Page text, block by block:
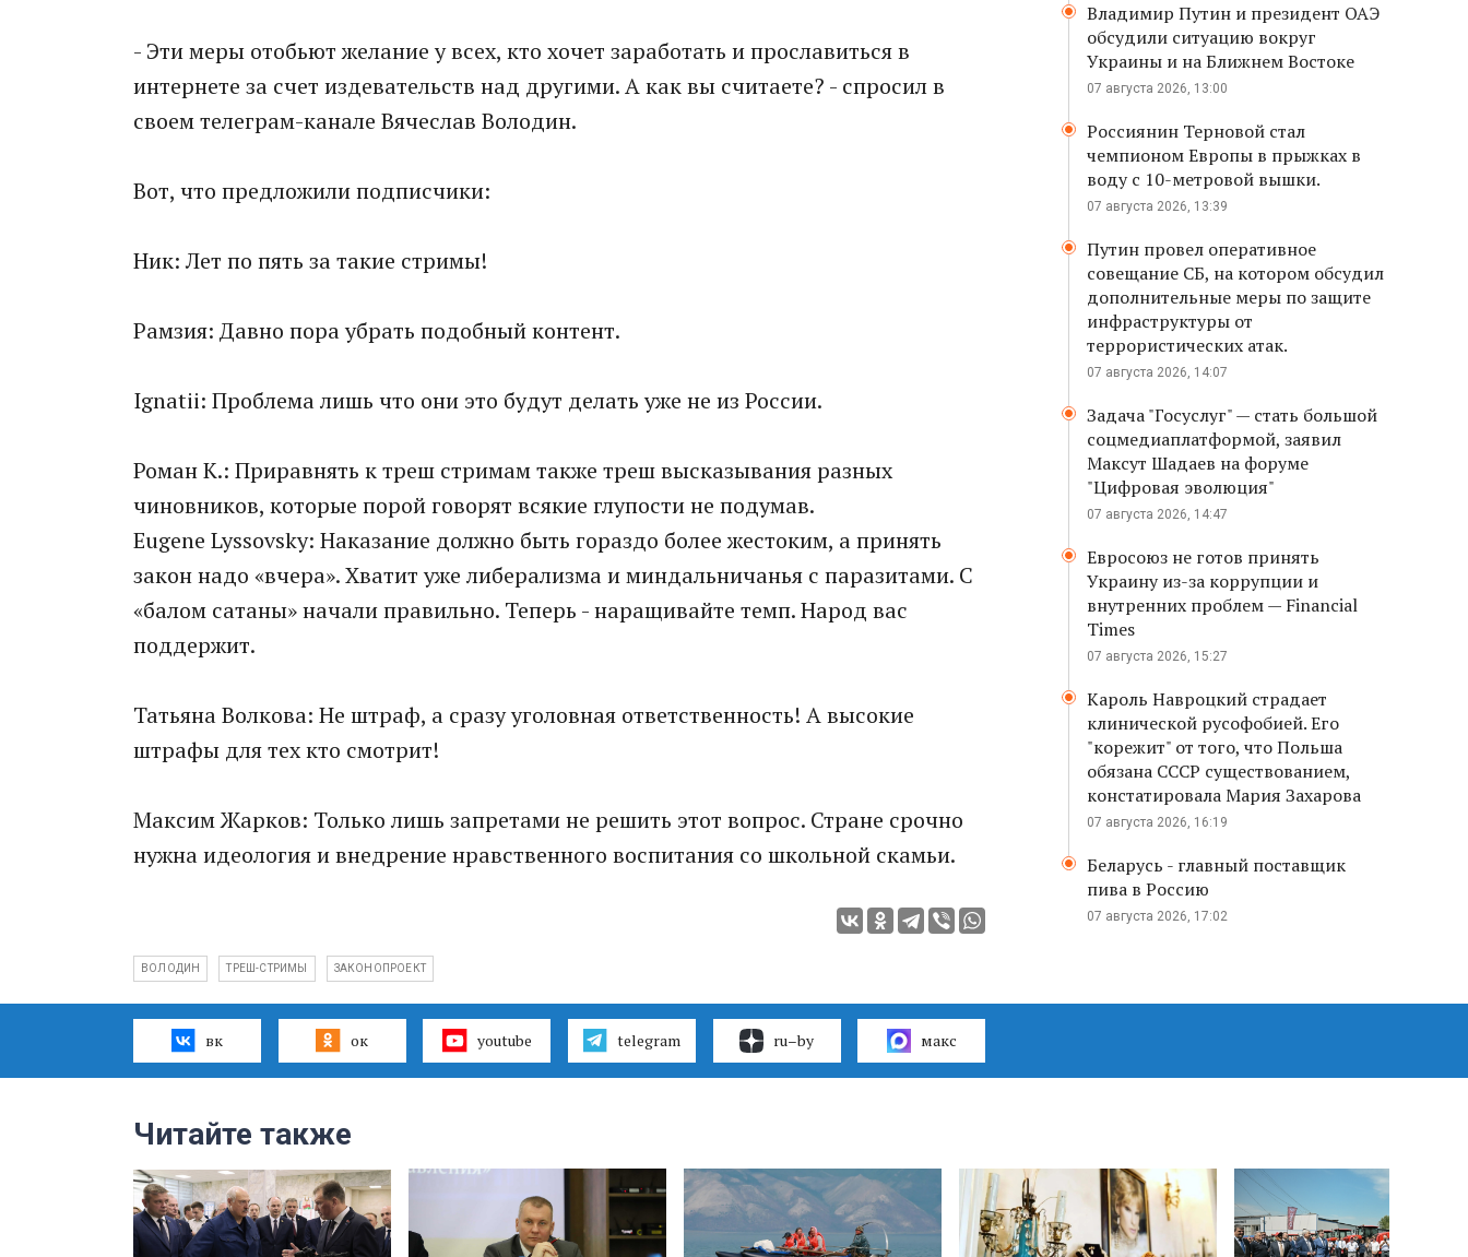
- Эти меры отобьют желание у всех, кто хочет заработать и прославиться в
интернете за счет издевательств над другими. А как вы считаете? - спросил в
своем телеграм-канале Вячеслав Володин.
Вот, что предложили подписчики:
Ник: Лет по пять за такие стримы!
Рамзия: Давно пора убрать подобный контент.
Ignatii: Проблема лишь что они это будут делать уже не из России.
Роман К.: Приравнять к треш стримам также треш высказывания разных
чиновников, которые порой говорят всякие глупости не подумав.
Eugene Lyssovsky: Наказание должно быть гораздо более жестоким, а принять
закон надо «вчера». Хватит уже либерализма и миндальничанья с паразитами. С
«балом сатаны» начали правильно. Теперь - наращивайте темп. Народ вас
поддержит.
Татьяна Волкова: Не штраф, а сразу уголовная ответственность! А высокие
штрафы для тех кто смотрит!
Максим Жарков: Только лишь запретами не решить этот вопрос. Стране срочно
нужна идеология и внедрение нравственного воспитания со школьной скамьи.
ВОЛОДИН ТРЕШ-СТРИМЫ ЗАКОНОПРОЕКТ
Владимир Путин и президент ОАЭ
обсудили ситуацию вокруг
Украины и на Ближнем Востоке
07 августа 2026, 13:00
Россиянин Терновой стал
чемпионом Европы в прыжках в
воду с 10-метровой вышки.
07 августа 2026, 13:39
Путин провел оперативное
совещание СБ, на котором обсудил
дополнительные меры по защите
инфраструктуры от
террористических атак.
07 августа 2026, 14:07
Задача "Госуслуг" — стать большой
соцмедиаплатформой, заявил
Максут Шадаев на форуме
"Цифровая эволюция"
07 августа 2026, 14:47
Евросоюз не готов принять
Украину из-за коррупции и
внутренних проблем — Financial
Times
07 августа 2026, 15:27
Кароль Навроцкий страдает
клинической русофобией. Его
"корежит" от того, что Польша
обязана СССР существованием,
констатировала Мария Захарова
07 августа 2026, 16:19
Беларусь - главный поставщик
пива в Россию
07 августа 2026, 17:02
вк ок youtube telegram ru–by макс
Читайте также